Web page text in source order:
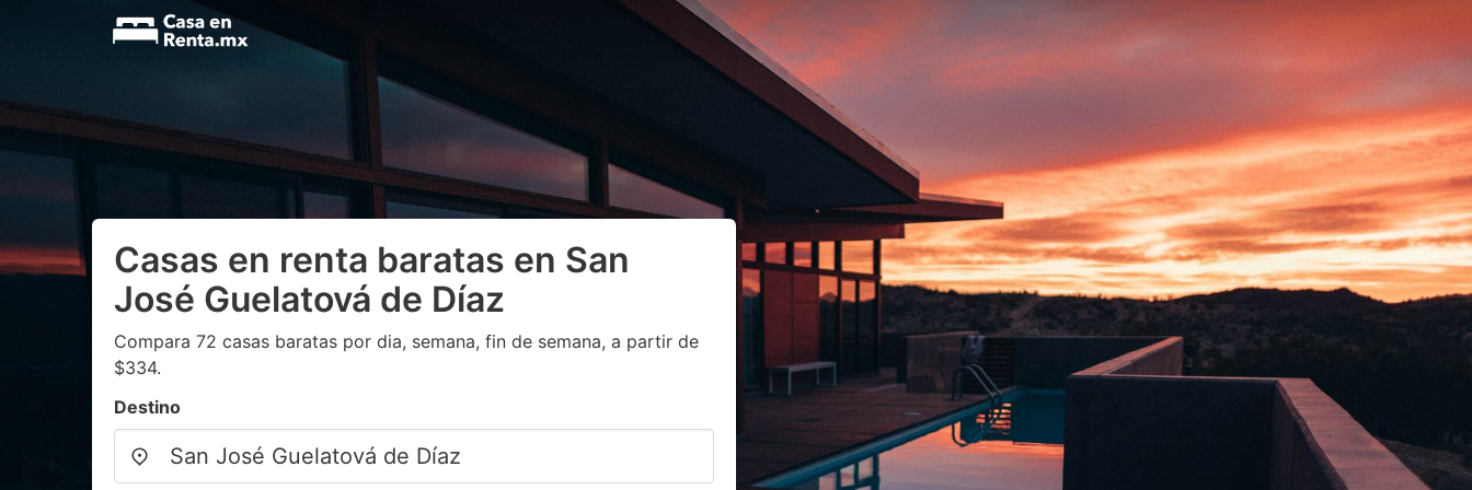
Casas en renta baratas en San
José Guelatová de Díaz
Compara 72 casas baratas por dia, semana, fin de semana, a partir de
$334.
Destino